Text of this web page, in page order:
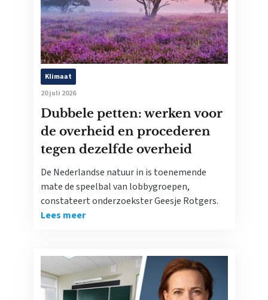
Klimaat
20 juli 2026
Dubbele petten: werken voor
de overheid en procederen
tegen dezelfde overheid
De Nederlandse natuur in is toenemende
mate de speelbal van lobbygroepen,
constateert onderzoekster Geesje Rotgers.
Lees meer